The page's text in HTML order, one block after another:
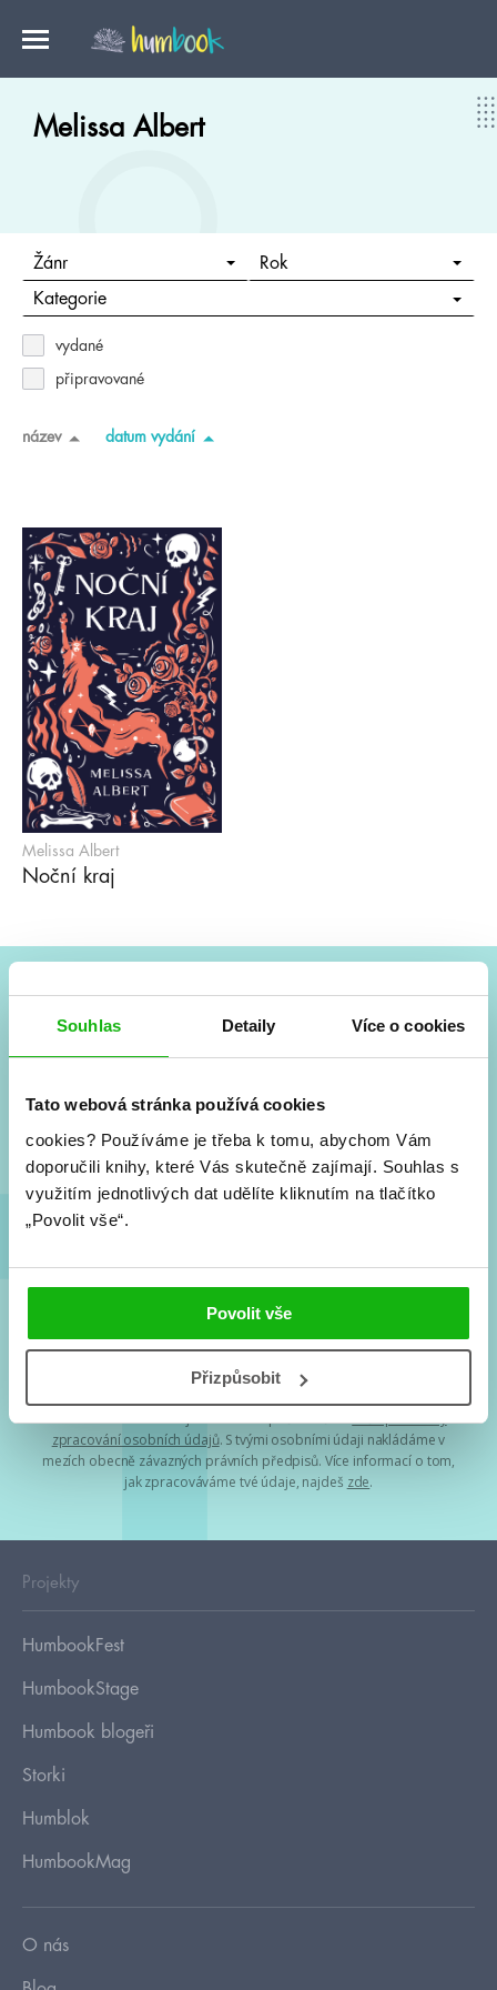
Souhlas Detaily Více o cookies
Tato webová stránka používá cookies
cookies? Používáme je třeba k tomu, abychom Vám
doporučili knihy, které Vás skutečně zajímají. Souhlas s
využitím jednotlivých dat udělíte kliknutím na tlačítko
„Povolit vše“.
Povolit vše
Přizpůsobit
Melissa Albert
Žánr Rok
Kategorie
vydané
připravované
název datum vydání
Melissa Albert
Noční kraj
#HumbookNews
a seriálové adaptace a další.
Tvá e-mailová adresa je u nás v bezpečí. Přečti sinaše podmínky
zpracování osobních údajů. S tvými osobními údaji nakládáme v
mezích obecně závazných právních předpisů. Více informací o tom,
jak zpracováváme tvé údaje, najdeš zde.
Projekty
HumbookFest
HumbookStage
Humbook blogeři
Storki
Humblok
HumbookMag
O nás